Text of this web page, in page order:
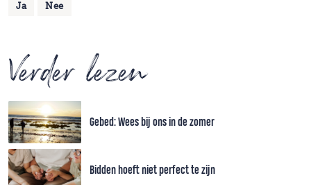
Ja Nee
Verder lezen
Gebed: Wees bij ons in de zomer
Bidden hoeft niet perfect te zijn